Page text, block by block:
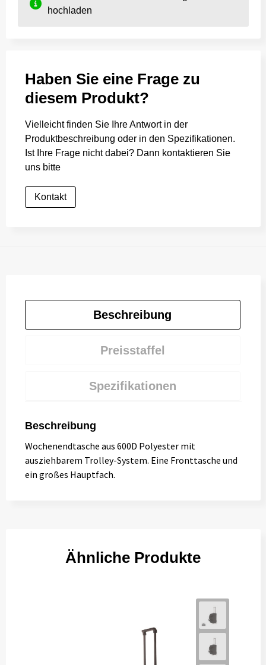
hochladen
Haben Sie eine Frage zu
diesem Produkt?
Vielleicht finden Sie Ihre Antwort in der
Produktbeschreibung oder in den Spezifikationen.
Ist Ihre Frage nicht dabei? Dann kontaktieren Sie
uns bitte
Kontakt
Beschreibung
Preisstaffel
Spezifikationen
Beschreibung
Wochenendtasche aus 600D Polyester mit
ausziehbarem Trolley-System. Eine Fronttasche und
ein großes Hauptfach.
Ähnliche Produkte